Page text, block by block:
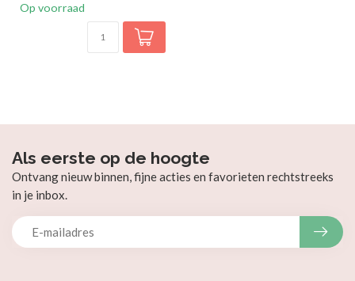
Op voorraad
Als eerste op de hoogte
Ontvang nieuw binnen, fijne acties en favorieten rechtstreeks
in je inbox.